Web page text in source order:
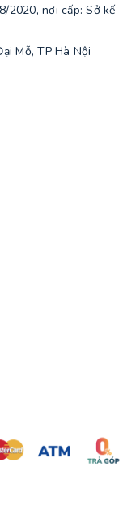
2020, nơi cấp: Sở kế
Mỗ, TP Hà Nội